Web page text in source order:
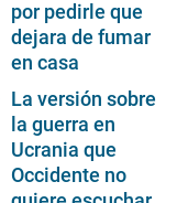
por pedirle que
dejara de fumar
en casa
La versión sobre
la guerra en
Ucrania que
Occidente no